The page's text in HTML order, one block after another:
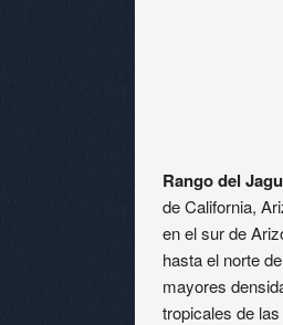
Rango del
de California,
en el sur de
hasta el norte
mayores
tropicales de